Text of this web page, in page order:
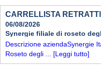
CARRELLISTA
06/08/2026
Synergie filiale di roseto
Descrizione aziendaSynergie
Roseto degli ... [Leggi tutto]